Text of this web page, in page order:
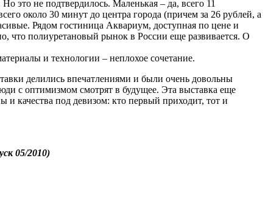
это не подтвердилось. Маленькая – да, всего 11
около 30 минут до центра города (причем за 26 рублей, а
Рядом гостиница Аквариум, доступная по цене и
что полиуретановый рынок в России еще развивается. О
и технологии – неплохое сочетание.
делились впечатлениями и были очень довольны
с оптимизмом смотрят в будущее. Эта выставка еще
качества под девизом: кто первый приходит, тот и
05/2010)